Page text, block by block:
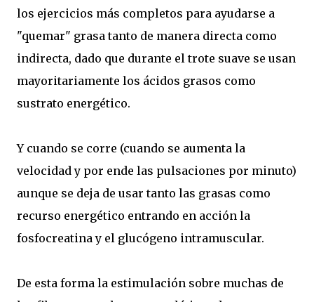
los ejercicios más completos para ayudarse a
"quemar" grasa tanto de manera directa como
indirecta, dado que durante el trote suave se usan
mayoritariamente los ácidos grasos como
sustrato energético.
Y cuando se corre (cuando se aumenta la
velocidad y por ende las pulsaciones por minuto)
aunque se deja de usar tanto las grasas como
recurso energético entrando en acción la
fosfocreatina y el glucógeno intramuscular.
De esta forma la estimulación sobre muchas de